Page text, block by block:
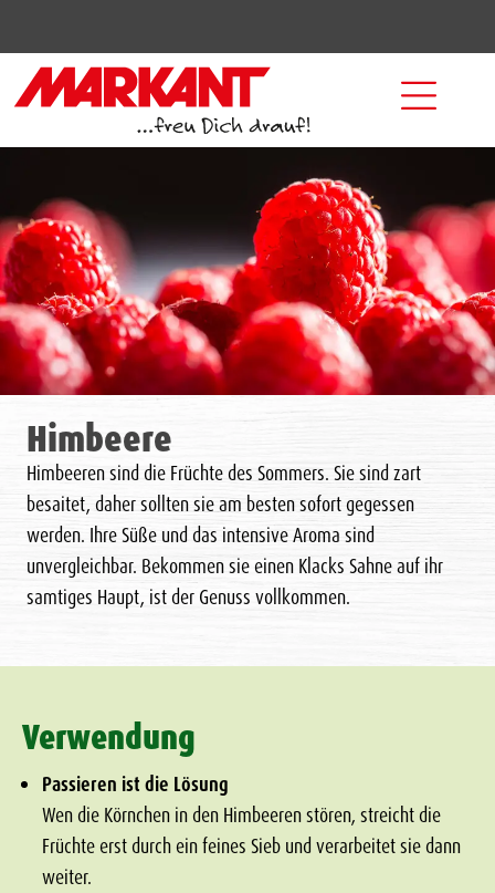
Himbeere
Himbeeren sind die Früchte des Sommers. Sie sind zart
besaitet, daher sollten sie am besten sofort gegessen
werden. Ihre Süße und das intensive Aroma sind
unvergleichbar. Bekommen sie einen Klacks Sahne auf ihr
samtiges Haupt, ist der Genuss vollkommen.
Verwendung
Passieren ist die Lösung
Wen die Körnchen in den Himbeeren stören, streicht die
Früchte erst durch ein feines Sieb und verarbeitet sie dann
weiter.